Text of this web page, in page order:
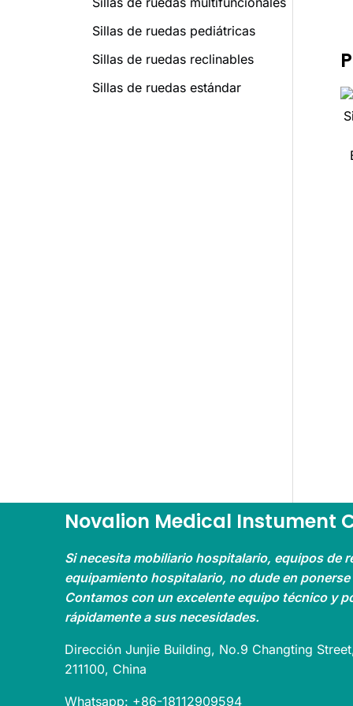
Sillas de ruedas pediátricas
Sillas de ruedas reclinables
Sillas de ruedas estándar
Novalion Medical Instument
Si necesita mobiliario hospitalario, equipos de
equipamiento hospitalario, no dude en
Contamos con un excelente equipo técnico y
rápidamente a sus necesidades.
Dirección Junjie Building, No.9 Changting
211100, China
Whatsapp: +86-18112909594